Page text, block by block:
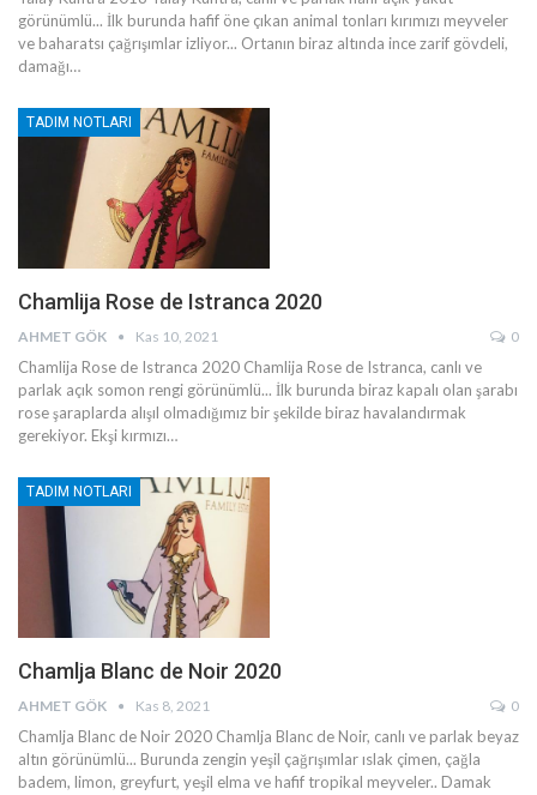
görünümlü... İlk burunda hafif öne çıkan animal tonları kırımızı meyveler
ve baharatsı çağrışımlar izliyor... Ortanın biraz altında ince zarif gövdeli,
damağı…
TADIM NOTLARI
Chamlija Rose de Istranca 2020
AHMET GÖK Kas 10, 2021 0
Chamlija Rose de Istranca 2020 Chamlija Rose de Istranca, canlı ve
parlak açık somon rengi görünümlü... İlk burunda biraz kapalı olan şarabı
rose şaraplarda alışıl olmadığımız bir şekilde biraz havalandırmak
gerekiyor. Ekşi kırmızı…
TADIM NOTLARI
Chamlja Blanc de Noir 2020
AHMET GÖK Kas 8, 2021 0
Chamlja Blanc de Noir 2020 Chamlja Blanc de Noir, canlı ve parlak beyaz
altın görünümlü... Burunda zengin yeşil çağrışımlar ıslak çimen, çağla
badem, limon, greyfurt, yeşil elma ve hafif tropikal meyveler.. Damak